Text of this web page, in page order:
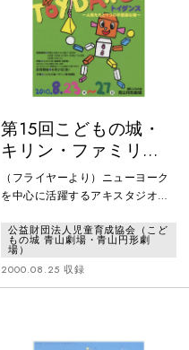
第15回こどもの城・
キリン・ファミリー
劇場「トイダンス―
人形たちと7つの不思
（フライヤーより）ニューヨーク
を中心に活躍するアキスタジオカ
場にやってきます。ピエロ、バレ
リーナ、ロボット、兵隊、ネコ、
そして、トム博士。人形たちと7つ
の不思議な箱の物語。箱の中に
なもいっしょに、オモチャの国に
公益財団法人児童育成協会（こど
もの城 青山劇場・青山円形劇
場）
2000.08.25 収録